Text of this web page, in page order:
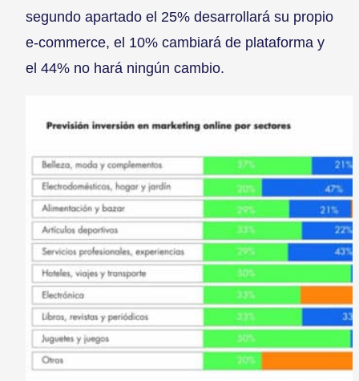
segundo apartado el 25% desarrollará su propio
e-commerce, el 10% cambiará de plataforma y
el 44% no hará ningún cambio.